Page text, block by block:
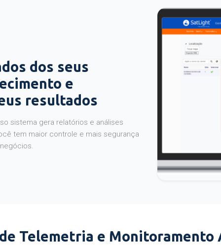
dos seus
e
resultados
sistema gera relatórios e análises
tem maior controle e mais segurança
Telemetria e Monitoramento